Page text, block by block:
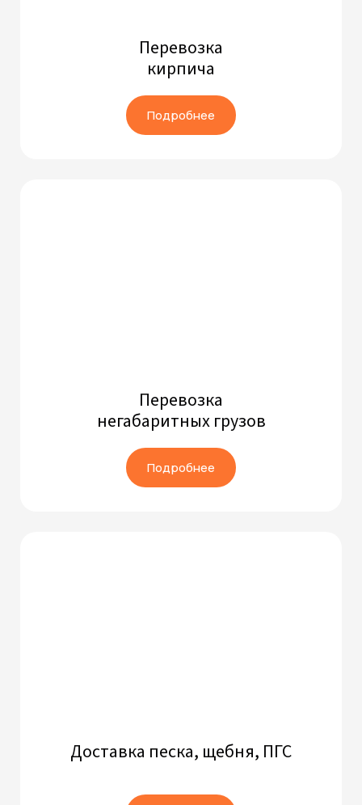
Перевозка
кирпича
Подробнее
Перевозка
негабаритных грузов
Подробнее
Доставка песка, щебня, ПГС